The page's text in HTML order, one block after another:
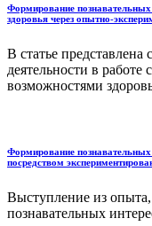
Формирование
здоровья через опытно-
В статье
деятельности в
возможностями
Формирование познавательных
посредством
Выступление из
познавательных